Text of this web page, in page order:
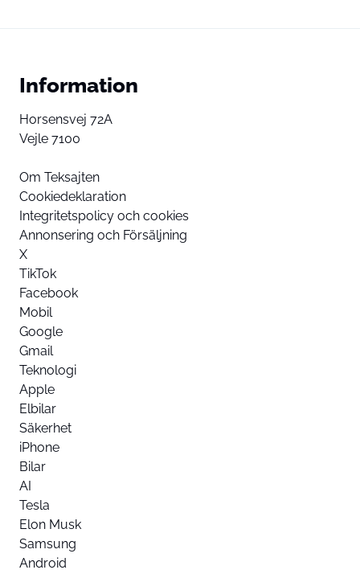
Information
Horsensvej 72A
Vejle 7100
Om Teksajten
Cookiedeklaration
Integritetspolicy och cookies
Annonsering och Försäljning
X
TikTok
Facebook
Mobil
Google
Gmail
Teknologi
Apple
Elbilar
Säkerhet
iPhone
Bilar
AI
Tesla
Elon Musk
Samsung
Android